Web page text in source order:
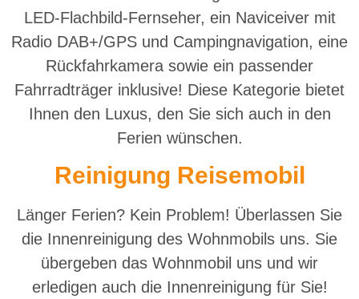
LED-Flachbild-Fernseher, ein Naviceiver mit
Radio DAB+/GPS und Campingnavigation, eine
Rückfahrkamera sowie ein passender
Fahrradträger inklusive! Diese Kategorie bietet
Ihnen den Luxus, den Sie sich auch in den
Ferien wünschen.
Reinigung Reisemobil
Länger Ferien? Kein Problem! Überlassen Sie
die Innenreinigung des Wohnmobils uns. Sie
übergeben das Wohnmobil uns und wir
erledigen auch die Innenreinigung für Sie!